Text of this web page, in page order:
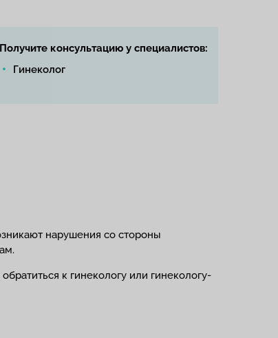
Получите консультацию у специалистов:
Гинеколог
нарушения со стороны
к гинекологу или гинекологу-